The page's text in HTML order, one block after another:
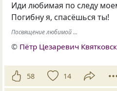
Иди любимая по следу
Погибну я, спасёшься ты!
Посвящение любимой ...
© Пётр Цезаревич
58 14